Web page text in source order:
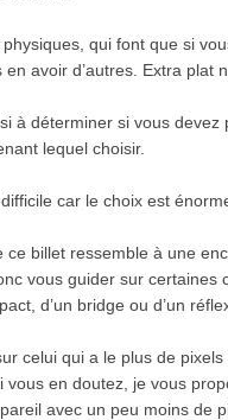
qui font que si
avoir d’autres. Extra plat
à déterminer si vous
lequel choisir.
car le choix est
ce billet ressemble à une
vous guider sur certaines
d’un bridge ou d’un
celui qui a le plus de
vous en doutez, je vous
avec un peu moins de